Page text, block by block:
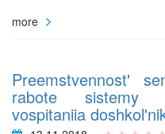
more
Preemstvennost'
rabote sistemy
vospitaniia